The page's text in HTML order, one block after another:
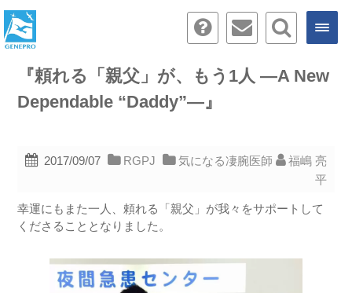
『頼れる「親父」が、もう1人 ―A New
Dependable “Daddy”―』
2017/09/07 RGPJ 気になる凄腕医師
福嶋 亮
平
幸運にもまた一人、頼れる「親父」が我々をサポートして
くださることとなりました。